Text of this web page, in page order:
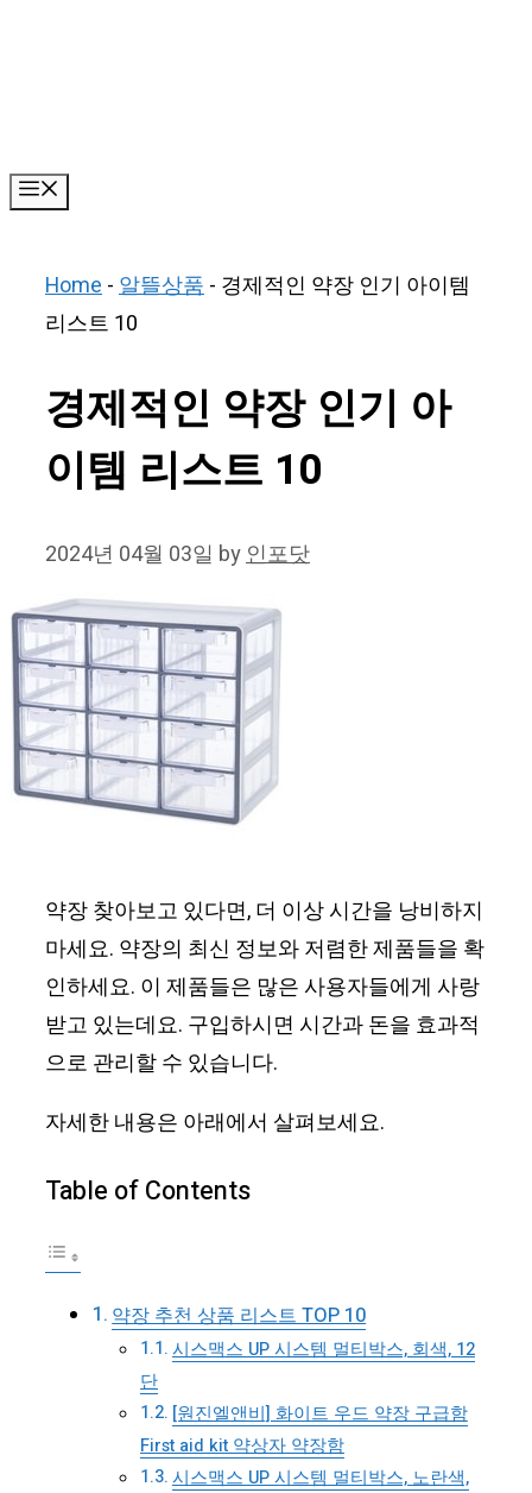
Home-알뜰상품- 경제적인 약장 인기 아이템
리스트 10
경제적인 약장 인기 아
이템 리스트 10
2024년 04월 03일 by인포닷
약장 찾아보고 있다면, 더 이상 시간을 낭비하지
마세요. 약장의 최신 정보와 저렴한 제품들을 확
인하세요. 이 제품들은 많은 사용자들에게 사랑
받고 있는데요. 구입하시면 시간과 돈을 효과적
으로 관리할 수 있습니다.
자세한 내용은 아래에서 살펴보세요.
Table of Contents
약장 추천 상품 리스트 TOP 10
시스맥스 UP 시스템 멀티박스, 회색, 12
단
[원진엘앤비] 화이트 우드 약장 구급함
First aid kit 약상자 약장함
시스맥스 UP 시스템 멀티박스, 노란색,